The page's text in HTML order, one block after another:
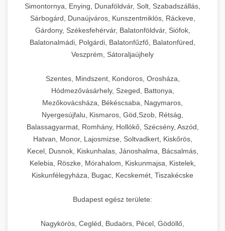
Simontornya, Enying, Dunaföldvár, Solt, Szabadszállás,
Sárbogárd, Dunaújváros, Kunszentmiklós, Ráckeve,
Gárdony, Székesfehérvár, Balatonföldvár, Siófok,
Balatonalmádi, Polgárdi, Balatonfűzfő, Balatonfüred,
Veszprém, Sátoraljaújhely
Szentes, Mindszent, Kondoros, Orosháza,
Hódmezővásárhely, Szeged, Battonya,
Mezőkovácsháza, Békéscsaba, Nagymaros,
Nyergesújfalu, Kismaros, Göd,Szob, Rétság,
Balassagyarmat, Romhány, Hollókő, Szécsény, Aszód,
Hatvan, Monor, Lajosmizse, Soltvadkert, Kiskőrös,
Kecel, Dusnok, Kiskunhalas, Jánoshalma, Bácsalmás,
Kelebia, Röszke, Mórahalom, Kiskunmajsa, Kistelek,
Kiskunfélegyháza, Bugac, Kecskemét, Tiszakécske
Budapest egész területe:
Nagykörös, Cegléd, Budaörs, Pécel, Gödöllő,